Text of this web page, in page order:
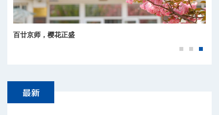
师大秋韵
百廿京师，樱花正盛